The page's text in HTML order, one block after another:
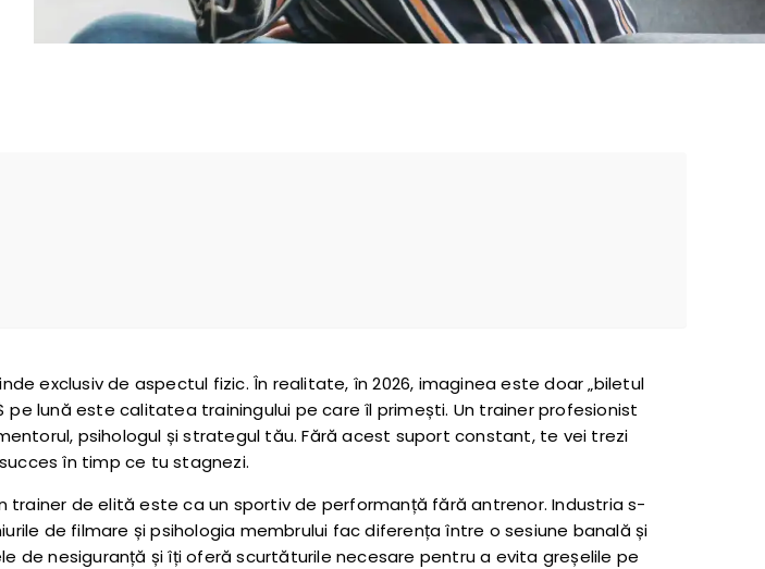
exclusiv de aspectul fizic. În realitate, în 2026, imaginea este doar „biletul
lună este calitatea trainingului pe care îl primești. Un trainer profesionist
psihologul și strategul tău. Fără acest suport constant, te vei trezi
în timp ce tu stagnezi.
trainer de elită este ca un sportiv de performanță fără antrenor. Industria s-
de filmare și psihologia membrului fac diferența între o sesiune banală și
nesiguranță și îți oferă scurtăturile necesare pentru a evita greșelile pe